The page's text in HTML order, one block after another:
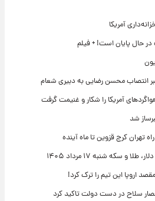
آمریکا
در حال پایان است! + فیلم
انتصاب محسن رضایی به دبیری شعام
آمریکا را شکار و غنیمت گرفت
شد
تهران کرج قزوین تا ماه آینده
سکه شنبه ۱۷ مرداد ۱۴۰۵
اروپا این تیم را ترک کرد!
سلاح در دست دولت تاکید کرد